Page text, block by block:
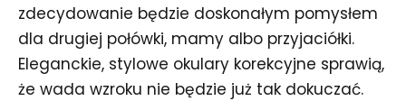
zdecydowanie będzie doskonałym pomysłem
dla drugiej połówki, mamy albo przyjaciółki.
Eleganckie, stylowe okulary korekcyjne sprawią,
że wada wzroku nie będzie już tak dokuczać.